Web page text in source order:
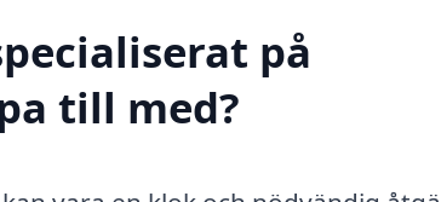
på
till med?